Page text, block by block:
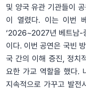
및 양국 유관 기관들이
이 열렸다. 이는 이번
‘2026~2027년 베트남-
이다. 이번 공연은 국빈
국 간의 이해 증진, 정치
요한 가교 역할을 했다.
지속적으로 가꾸고 발전